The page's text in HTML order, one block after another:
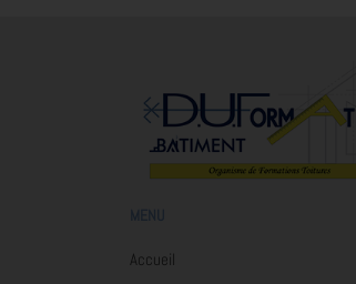
Accueil